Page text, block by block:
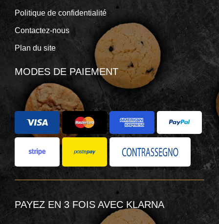
Politique de confidentialité
Contactez-nous
Plan du site
MODES DE PAIEMENT
PAYEZ EN 3 FOIS AVEC KLARNA